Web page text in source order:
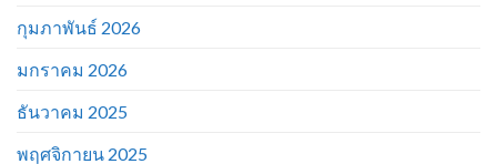
กุมภาพันธ์ 2026
มกราคม 2026
ธันวาคม 2025
พฤศจิกายน 2025